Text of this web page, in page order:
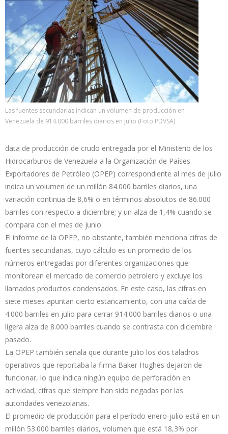
Las fuentes secundarias indican un volumen de producción en
Venezuela de 914.000 barriles diarios en julio (Foto PDVSA)
data de producción de crudo entregada por el Ministerio de los
Hidrocarburos de Venezuela a la Organización de Países
Exportadores de Petróleo (OPEP) correspondiente al mes de julio
indica un volumen de un millón 84.000 barriles diarios, una
variación continua de 8,6% o en términos absolutos de 86.000
barriles con respecto a diciembre; y un alza de 1,4% cuando se
compara con el mes de junio.
El informe de la OPEP, no obstante, también menciona cifras de
fuentes secundarias, cuyo cálculo es un promedio de los
números entregadas por diferentes organizaciones que
monitorean el mercado de comercio petrolero y excluye los
llamados productos condensados. En este caso, las cifras en
siete meses apuntan cierto estancamiento, con una caída de
4.000 barriles en julio para cerrar 914.000 barriles diarios o una
ligera alza de 8.000 barriles cuando se contrasta con diciembre
pasado.
La OPEP también señala que durante julio los dos taladros
operativos que reportaba la firma Baker Hughes dejaron de
funcionar, lo que indica ningún equipo de perforación en
actividad, cifras que siempre han sido negadas por las
autoridades venezolanas.
El promedio de producción para el período enero-julio está en un
millón 53.000 barriles diarios, volumen que está 18,3% por